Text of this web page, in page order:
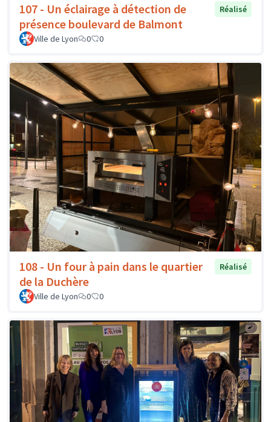
107 - Un éclairage à détection de
présence boulevard de Balmont
Réalisé
Ville de Lyon 0 0
108 - Un four à pain dans le quartier
de la Duchère
Réalisé
Ville de Lyon 0 0